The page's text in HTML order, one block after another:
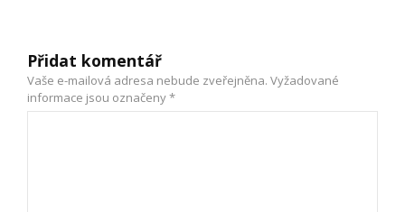
Přidat komentář
Vaše e-mailová adresa nebude zveřejněna. Vyžadované
informace jsou označeny*